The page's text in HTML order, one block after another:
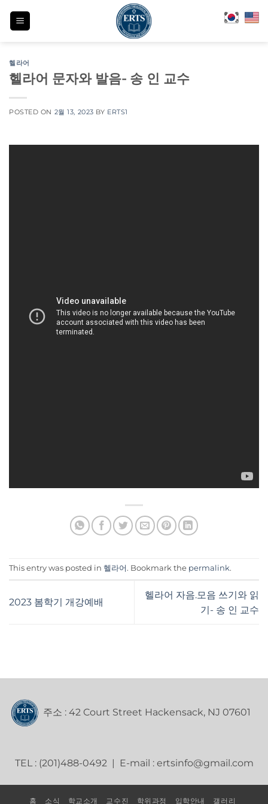
헬라어
헬라어 문자와 발음- 송 인 교수
POSTED ON 2월 13, 2023 BY ERTS1
This entry was posted in 헬라어 . Bookmark the permalink.
2023 봄학기 개강예배
헬라어 자음.모음 쓰기와 읽
기- 송 인 교수
주소 : 42 Court Street Hackensack, NJ 07601
TEL : (201)488-0492 | E-mail : ertsinfo@gmail.com
홈 소식 학교소개 교수진 학위과정 입학안내 갤러리